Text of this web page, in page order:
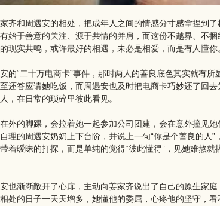
家齐和周遇安的相处，把成年人之间的情感分寸感拿捏到
始于善意的关注、源于共情的并肩，而这份不越界、不
现实共鸣，或许最好的相遇，未必是相爱，而是有人懂你
的“二十万电商卡”事件，那时两人的善良底色其实就有
还答应请她吃饭，而周遇安也及时把电商卡巧妙还了回
，在日常的琐碎里彼此看见。
外的脚踝，会拉着她一起参加公司团建，会在意外撞见
理的周遇安奶奶上下台阶，并说上一句“你是个善良的人
着暧昧的打探，而是单纯的觉得“彼此懂得”，见她难熬
也渐渐敞开了心扉，主动向姜家齐说出了自己的原生家
处的日子一天天增多，她懂他的委屈，心疼他的坚守，